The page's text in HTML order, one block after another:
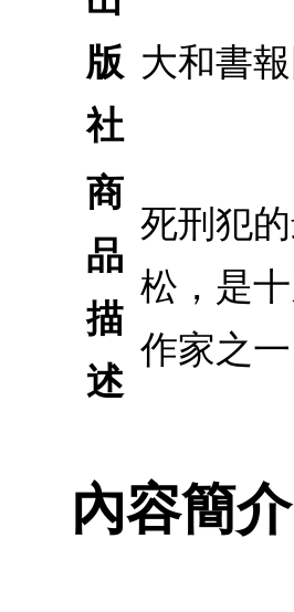
版
社
大和書
商
品
描
述
死刑犯
松，是
作家之
內容簡介